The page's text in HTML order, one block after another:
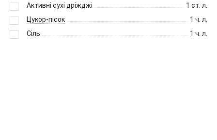
Активні сухі дріжджі
1 ст. л.
Цукор-пісок
1 ч. л.
Сіль
1 ч. л.